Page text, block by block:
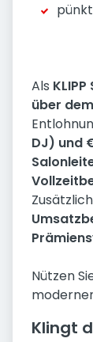
Als
über
DJ) und
Nützen
Klingt